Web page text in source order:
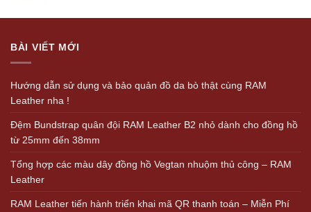
BÀI VIẾT MỚI
Hướng dẫn sử dụng và bảo quản đồ da bò thật cùng RAM
Leather nha !
Đệm Bundstrap quân đội RAM Leather B2 nhỏ dành cho đồng hồ
từ 25mm đến 38mm
Tổng hợp các màu dây đồng hồ Vegtan nhuộm thủ công – RAM
Leather
RAM Leather tiến hành triển khai mã QR thanh toán – Miễn Phí